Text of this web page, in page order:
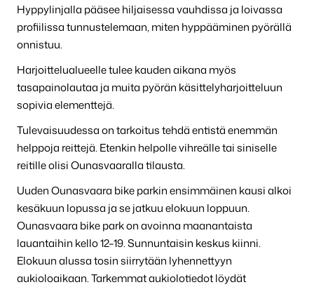
Hyppylinjalla pääsee hiljaisessa vauhdissa ja loivassa
profiilissa tunnustelemaan, miten hyppääminen pyörällä
onnistuu.
Harjoittelualueelle tulee kauden aikana myös
tasapainolautaa ja muita pyörän käsittelyharjoitteluun
sopivia elementtejä.
Tulevaisuudessa on tarkoitus tehdä entistä enemmän
helppoja reittejä. Etenkin helpolle vihreälle tai siniselle
reitille olisi Ounasvaaralla tilausta.
Uuden Ounasvaara bike parkin ensimmäinen kausi alkoi
kesäkuun lopussa ja se jatkuu elokuun loppuun.
Ounasvaara bike park on avoinna maanantaista
lauantaihin kello 12–19. Sunnuntaisin keskus kiinni.
Elokuun alussa tosin siirrytään lyhennettyyn
aukioloaikaan. Tarkemmat aukiolotiedot löydät